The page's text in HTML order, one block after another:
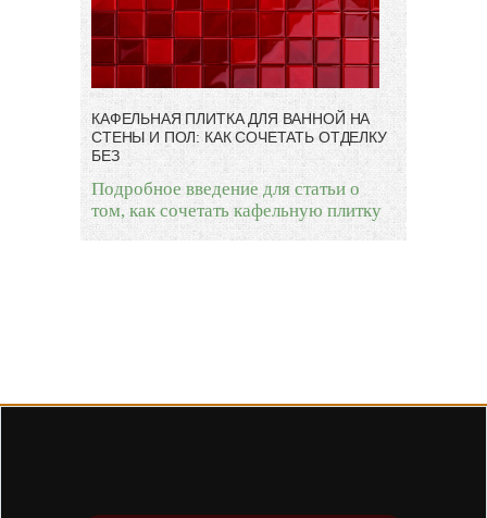
КАФЕЛЬНАЯ ПЛИТКА ДЛЯ ВАННОЙ НА
СТЕНЫ И ПОЛ: КАК СОЧЕТАТЬ ОТДЕЛКУ
БЕЗ
Подробное введение для статьи о
том, как сочетать кафельную плитку